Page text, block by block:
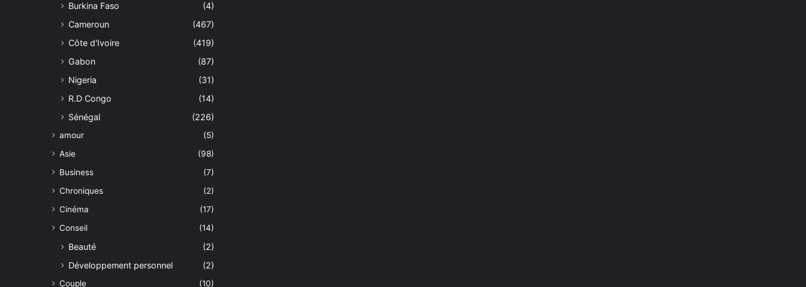
Burkina Faso
(4)
Cameroun
(467)
Côte d'Ivoire
(419)
Gabon
(87)
Nigeria
(31)
R.D Congo
(14)
Sénégal
(226)
amour
(5)
Asie
(98)
Business
(7)
Chroniques
(2)
Cinéma
(17)
Conseil
(14)
Beauté
(2)
Développement personnel
(2)
Couple (10)